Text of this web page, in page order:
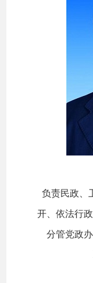
负责民政、
开、依法行
分管党政